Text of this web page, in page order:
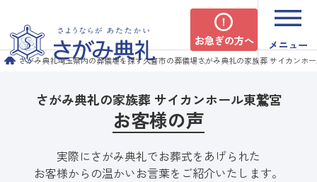
お急ぎの方へ メニュー
さがみ典礼埼玉県内の葬儀場を探す久喜市の葬儀場さがみ典礼の家族葬 サイカンホ
さがみ典礼の家族葬 サイカンホール東鷲宮
お客様の声
実際にさがみ典礼でお葬式をあげられた
お客様からの温かいお言葉をご紹介いたします。